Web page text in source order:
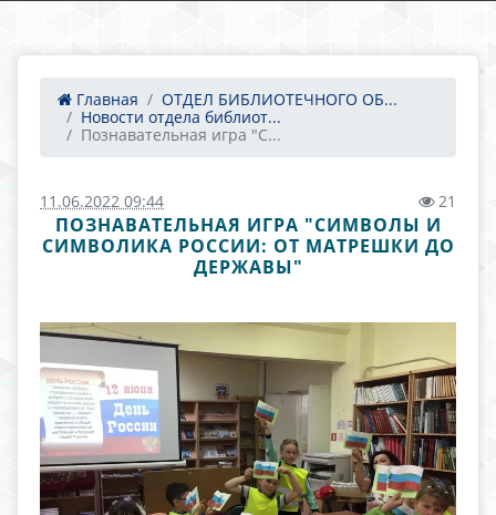
Главная
ОТДЕЛ БИБЛИОТЕЧНОГО ОБ...
Новости отдела библиот...
Познавательная игра "С...
11.06.2022 09:44 21
ПОЗНАВАТЕЛЬНАЯ ИГРА "СИМВОЛЫ И
СИМВОЛИКА РОССИИ: ОТ МАТРЕШКИ ДО
ДЕРЖАВЫ"